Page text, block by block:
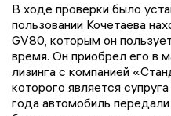
В ходе проверки было
пользовании Кочетаева
GV80, которым он
время. Он приобрел его в
лизинга с компанией
которого является
года автомобиль